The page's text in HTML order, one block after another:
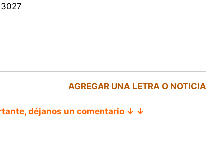
AGREGAR UNA LETRA O NOTICIA
déjanos un comentario ↓ ↓